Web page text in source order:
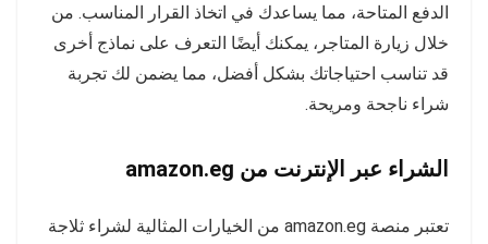
الدفع المتاحة، مما يساعدك في اتخاذ القرار المناسب. من
خلال زيارة المتاجر، يمكنك أيضًا التعرف على نماذج أخرى
قد تناسب احتياجاتك بشكل أفضل، مما يضمن لك تجربة
شراء ناجحة ومريحة.
الشراء عبر الإنترنت من amazon.eg
تعتبر منصة amazon.eg من الخيارات المثالية لشراء ثلاجة